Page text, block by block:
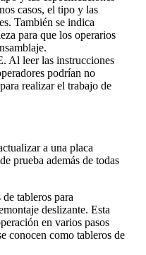
casos, el tipo y las
También se indica
para que los operarios
Al leer las instrucciones
podrían no
realizar el trabajo de
a una placa
prueba además de todas
tableros para
deslizante. Esta
en varios pasos
conocen como tableros de